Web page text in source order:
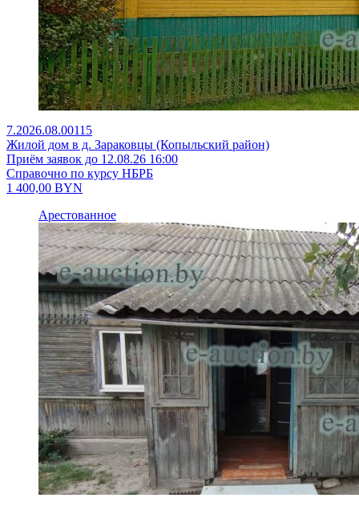
7.2026.08.00115
Жилой дом в д. Зараковцы (Копыльский район)
Приём заявок до 12.08.26 16:00
Справочно по курсу НБРБ
1 400,00 BYN
Арестованное